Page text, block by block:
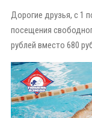
Дорогие друзья, с 1
посещения
рублей вместо 680